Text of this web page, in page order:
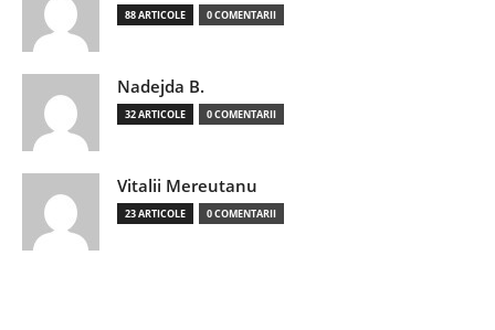
88 ARTICOLE 0 COMENTARII
Nadejda B.
32 ARTICOLE 0 COMENTARII
Vitalii Mereutanu
23 ARTICOLE 0 COMENTARII